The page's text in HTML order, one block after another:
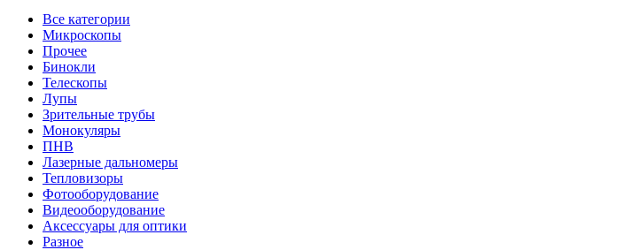
Все категории
Микроскопы
Прочее
Бинокли
Телескопы
Лупы
Зрительные трубы
Монокуляры
ПНВ
Лазерные дальномеры
Тепловизоры
Фотооборудование
Видеооборудование
Аксессуары для оптики
Разное